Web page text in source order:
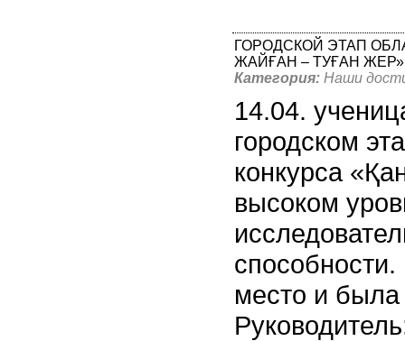
ГОРОДСКОЙ ЭТАП
ЖАЙҒАН – ТУҒАН ЖЕР»
Категория: Наши
14.04.
городском
конкурса
высоком
место и